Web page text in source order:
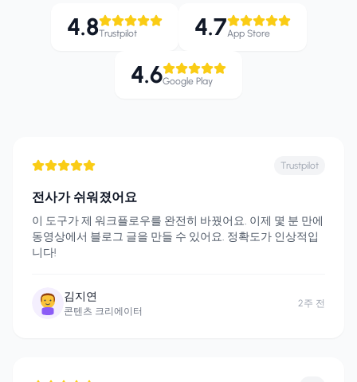
4.8Trustpilot 4.7App Store
4.6Google Play
Trustpilot
전사가 쉬워졌어요
이 도구가 제 워크플로우를 완전히 바꿨어요. 이제 몇 분 만에
동영상에서 블로그 글을 만들 수 있어요. 정확도가 인상적입
니다!
김지연
콘텐츠 크리에이터
2주 전